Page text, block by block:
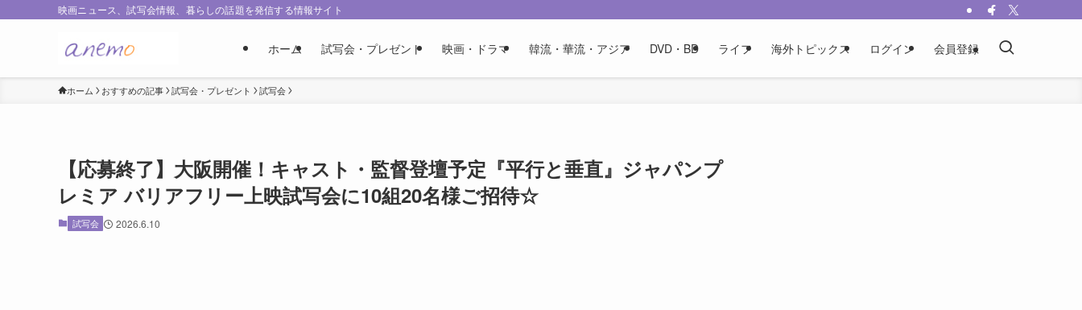
映画ニュース、試写会情報、暮らしの話題を発信する情報サイト
ホーム 試写会・プレゼント 映画・ドラマ 韓流・華流・アジア DVD・BD ライフ 海外トピックス ログイン 会員登録
ホーム おすすめの記事 試写会・プレゼント 試写会
【応募終了】大阪開催！キャスト・監督登壇予定『平行と垂直』ジャパンプ
レミア バリアフリー上映試写会に10組20名様ご招待☆
試写会 2026.6.10